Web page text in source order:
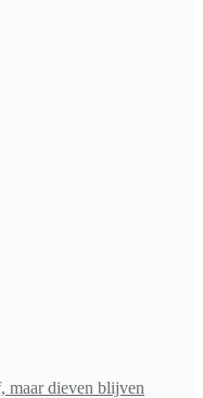
maar dieven blijven